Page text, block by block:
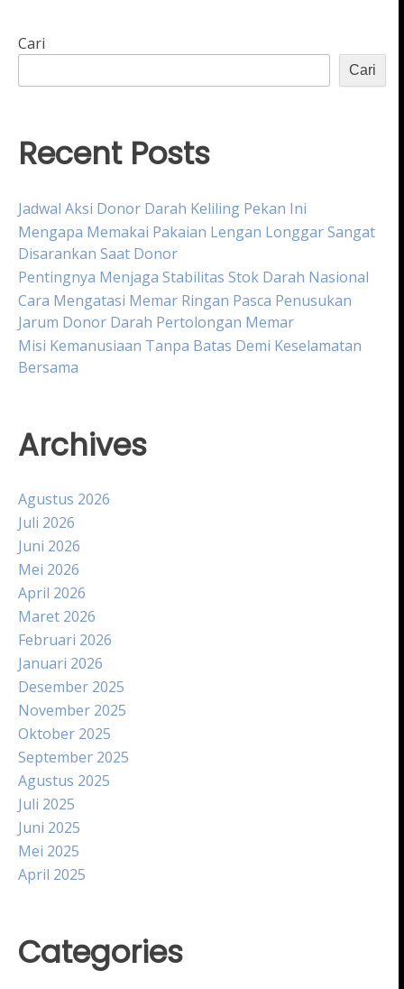
Cari
Cari
Recent Posts
Jadwal Aksi Donor Darah Keliling Pekan Ini
Mengapa Memakai Pakaian Lengan Longgar Sangat
Disarankan Saat Donor
Pentingnya Menjaga Stabilitas Stok Darah Nasional
Cara Mengatasi Memar Ringan Pasca Penusukan
Jarum Donor Darah Pertolongan Memar
Misi Kemanusiaan Tanpa Batas Demi Keselamatan
Bersama
Archives
Agustus 2026
Juli 2026
Juni 2026
Mei 2026
April 2026
Maret 2026
Februari 2026
Januari 2026
Desember 2025
November 2025
Oktober 2025
September 2025
Agustus 2025
Juli 2025
Juni 2025
Mei 2025
April 2025
Categories